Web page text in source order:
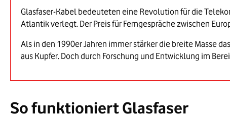
Glasfaser-Kabel bedeuteten eine Revolution für die
Atlantik verlegt. Der Preis für Ferngespräche zwischen
Als in den 1990er Jahren immer stärker die breite Masse
aus Kupfer. Doch durch Forschung und Entwicklung im
So funktioniert Glasfaser